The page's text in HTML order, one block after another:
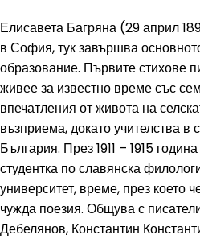
Елисавета Багряна (29 април
в София, тук завършва
образование. Първите стихове
живее за известно време със
впечатления от живота на
възприема, докато учителства
България. През 1911 – 1915
студентка по славянска
университет, време, през което
чужда поезия. Общува с
Дебелянов, Константин